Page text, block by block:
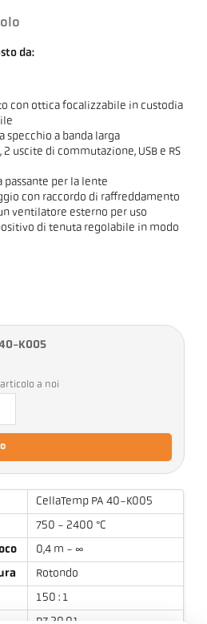
da:
con ottica focalizzabile in custodia
specchio a banda larga
uscite di commutazione, USB e RS
passante per la lente
con raccordo di raffreddamento
ventilatore esterno per uso
di tenuta regolabile in modo
K005
a noi
CellaTemp PA 40-K005
750 - 2400 °C
0,4 m - ∞
Rotondo
150 : 1